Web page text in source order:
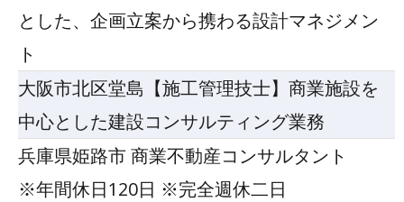
とした、企画立案から携わる設計マネジメン
ト
大阪市北区堂島【施工管理技士】商業施設を
中心とした建設コンサルティング業務
兵庫県姫路市 商業不動産コンサルタント
※年間休日120日 ※完全週休二日